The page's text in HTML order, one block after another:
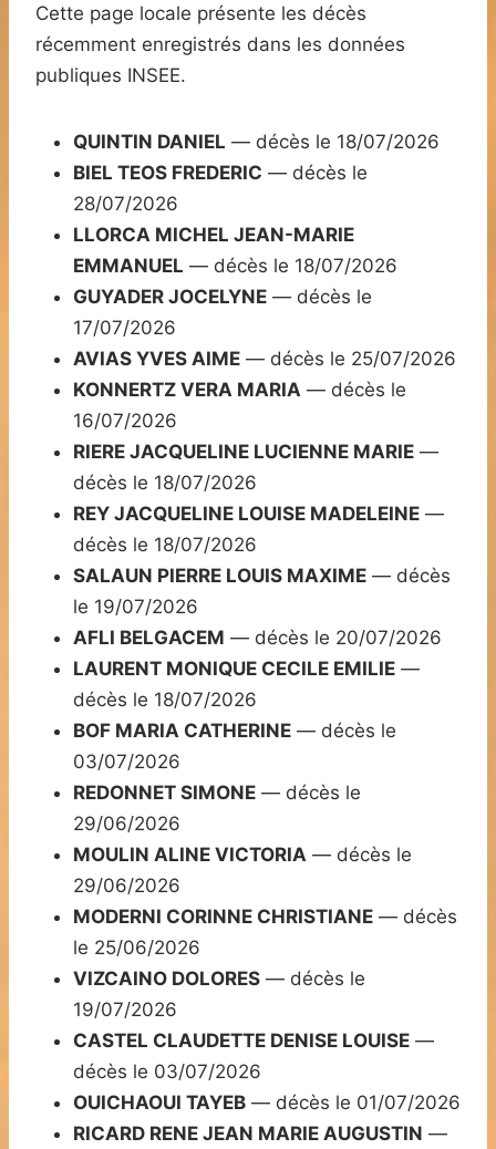
Cette page locale présente les décès
récemment enregistrés dans les données
publiques INSEE.
QUINTIN DANIEL — décès le 18/07/2026
BIEL TEOS FREDERIC — décès le
28/07/2026
LLORCA MICHEL JEAN-MARIE
EMMANUEL — décès le 18/07/2026
GUYADER JOCELYNE — décès le
17/07/2026
AVIAS YVES AIME — décès le 25/07/2026
KONNERTZ VERA MARIA — décès le
16/07/2026
RIERE JACQUELINE LUCIENNE MARIE —
décès le 18/07/2026
REY JACQUELINE LOUISE MADELEINE —
décès le 18/07/2026
SALAUN PIERRE LOUIS MAXIME — décès
le 19/07/2026
AFLI BELGACEM — décès le 20/07/2026
LAURENT MONIQUE CECILE EMILIE —
décès le 18/07/2026
BOF MARIA CATHERINE — décès le
03/07/2026
REDONNET SIMONE — décès le
29/06/2026
MOULIN ALINE VICTORIA — décès le
29/06/2026
MODERNI CORINNE CHRISTIANE — décès
le 25/06/2026
VIZCAINO DOLORES — décès le
19/07/2026
CASTEL CLAUDETTE DENISE LOUISE —
décès le 03/07/2026
OUICHAOUI TAYEB — décès le 01/07/2026
RICARD RENE JEAN MARIE AUGUSTIN —